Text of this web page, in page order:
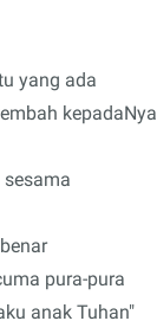
yang ada
kepadaNya
pura-pura
anak Tuhan"